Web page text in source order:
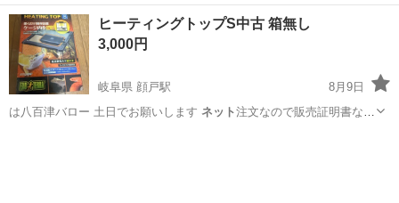
日128日★クリーンルーム内作業★マイカー通勤OK＆無料駐車場あり
★就業先食堂利用可！日払い制度あり！《茨城県常陸大宮市》 人気の
工場のお仕事 ◇コネクタ製造工...
茨城 常陸大宮市 その他
ヒーティングトップS中古 箱無し
3,000円
岐阜県 顔戸駅
8月9日
は八百津バロー 土日でお願いします ネット注文なので販売証明書など